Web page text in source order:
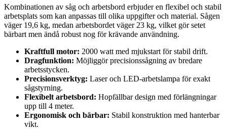
Kombinationen av såg och arbetsbord erbjuder en flexibel och stabil
arbetsplats som kan anpassas till olika uppgifter och material. Sågen
väger 19,6 kg, medan arbetsbordet väger 23 kg, vilket gör setet
bärbart men ändå robust nog för krävande användning.
Kraftfull motor: 2000 watt med mjukstart för stabil drift.
Dragfunktion: Möjliggör precisionssågning av bredare
arbetsstycken.
Precisionsverktyg: Laser och LED-arbetslampa för exakt
sågstyrning.
Flexibelt arbetsbord: Hopfällbar design med förlängningar
upp till 4 meter.
Ergonomisk och bärbar: Stabil konstruktion med hanterbar
vikt.